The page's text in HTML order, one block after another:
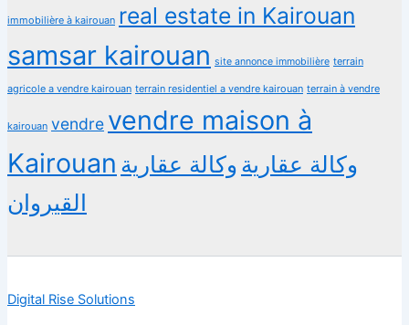
immobilière à kairouan real estate in Kairouan
samsar kairouan site annonce immobilière terrain
agricole a vendre kairouan terrain residentiel a vendre kairouan terrain à vendre
kairouan vendre vendre maison à
Kairouan
وكالة عقارية وكالة عقارية
القيروان
Digital Rise Solutions